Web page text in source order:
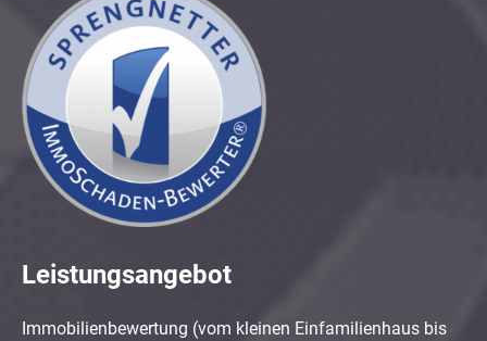
Leistungsangebot
Immobilienbewertung (vom kleinen Einfamilienhaus bis